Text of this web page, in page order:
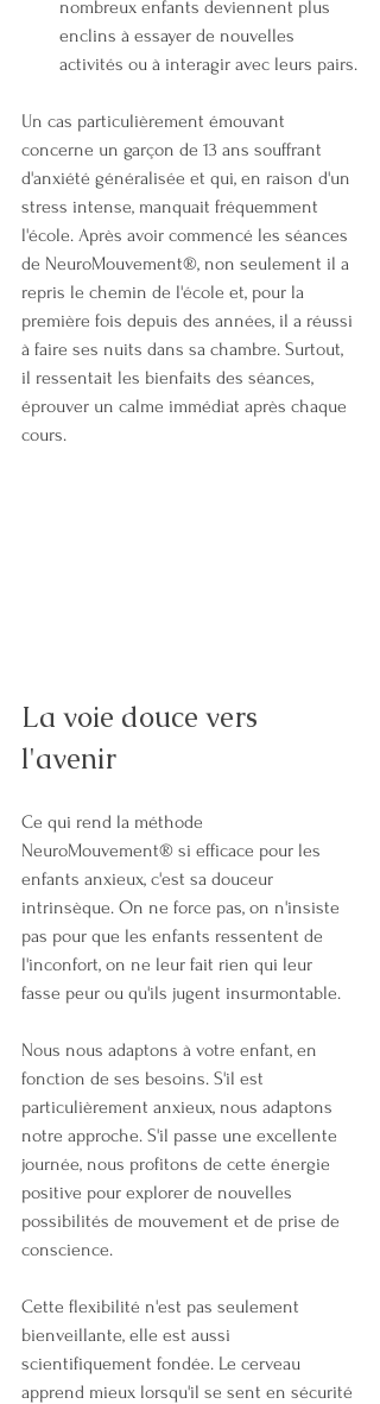
nombreux enfants deviennent plus
enclins à essayer de nouvelles
activités ou à interagir avec leurs pairs.
Un cas particulièrement émouvant
concerne un garçon de 13 ans souffrant
d'anxiété généralisée et qui, en raison d'un
stress intense, manquait fréquemment
l'école. Après avoir commencé les séances
de NeuroMouvement®, non seulement il a
repris le chemin de l'école et, pour la
première fois depuis des années, il a réussi
à faire ses nuits dans sa chambre. Surtout,
il ressentait les bienfaits des séances,
éprouver un calme immédiat après chaque
cours.
La voie douce vers
l'avenir
Ce qui rend la méthode
NeuroMouvement® si efficace pour les
enfants anxieux, c'est sa douceur
intrinsèque. On ne force pas, on n'insiste
pas pour que les enfants ressentent de
l'inconfort, on ne leur fait rien qui leur
fasse peur ou qu'ils jugent insurmontable.
Nous nous adaptons à votre enfant, en
fonction de ses besoins. S'il est
particulièrement anxieux, nous adaptons
notre approche. S'il passe une excellente
journée, nous profitons de cette énergie
positive pour explorer de nouvelles
possibilités de mouvement et de prise de
conscience.
Cette flexibilité n'est pas seulement
bienveillante, elle est aussi
scientifiquement fondée. Le cerveau
apprend mieux lorsqu'il se sent en sécurité